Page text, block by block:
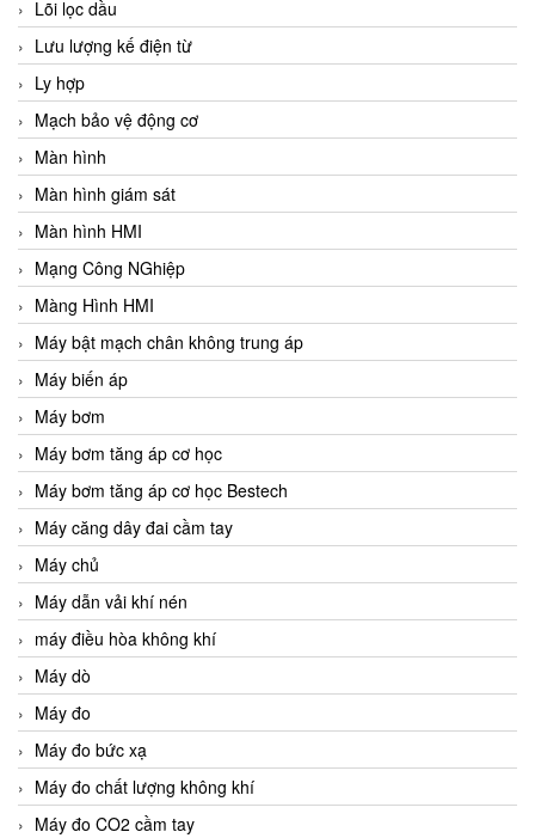
Lõi lọc dầu
Lưu lượng kế điện từ
Ly hợp
Mạch bảo vệ động cơ
Màn hình
Màn hình giám sát
Màn hình HMI
Mạng Công NGhiệp
Màng Hình HMI
Máy bật mạch chân không trung áp
Máy biến áp
Máy bơm
Máy bơm tăng áp cơ học
Máy bơm tăng áp cơ học Bestech
Máy căng dây đai cầm tay
Máy chủ
Máy dẫn vải khí nén
máy điều hòa không khí
Máy dò
Máy đo
Máy đo bức xạ
Máy đo chất lượng không khí
Máy đo CO2 cầm tay